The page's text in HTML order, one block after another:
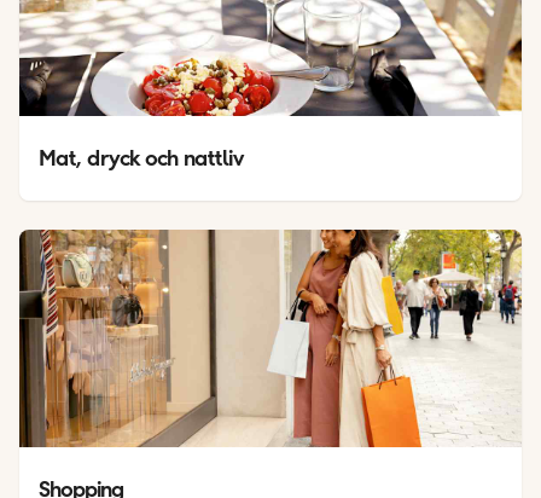
Mat, dryck och nattliv
Shopping